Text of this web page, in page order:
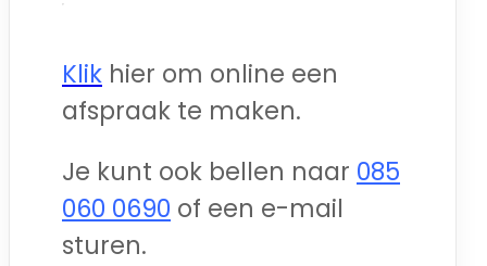
Klik hier om online een
afspraak te maken.
Je kunt ook bellen naar 085
060 0690 of een e-mail
sturen.